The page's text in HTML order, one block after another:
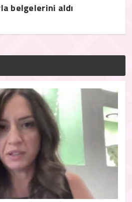
belgelerini aldı